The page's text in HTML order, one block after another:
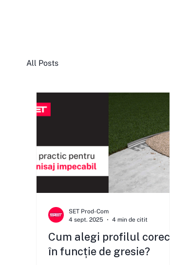
All Posts
Cum alegi profilul corect
în funcție de gresie?
SET Prod-Com
4 sept. 2025
4 min de citit